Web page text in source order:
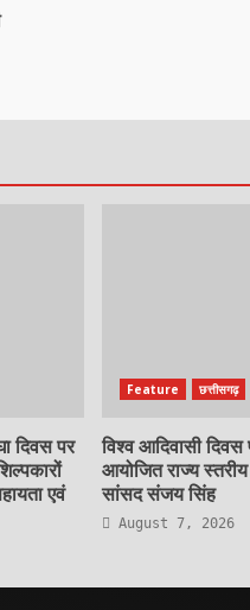
दिवस पर
एवं
Feature छत्तीसगढ़
विश्व आदिवासी दिवस
आयोजित राज्य
सांसद संजय सिंह
August 7, 2026